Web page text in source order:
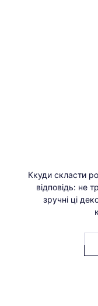
Ккуди скласти
відповідь: не
зручні ці